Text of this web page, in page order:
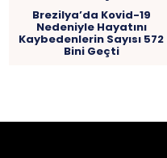
Brezilya’da Kovid-19
Nedeniyle Hayatını
Kaybedenlerin Sayısı 572
Bini Geçti